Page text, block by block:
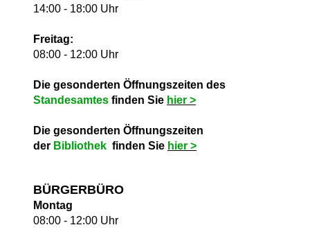
14:00 - 18:00 Uhr
Freitag:
08:00 - 12:00 Uhr
Die gesonderten Öffnungszeiten des
Standesamtes finden Sie hier >
Die gesonderten Öffnungszeiten
der Bibliothek finden Sie hier >
BÜRGERBÜRO
Montag
08:00 - 12:00 Uhr